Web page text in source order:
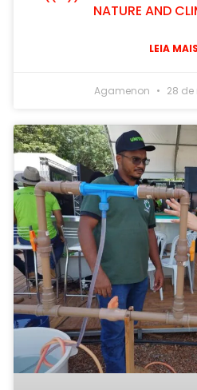
NATURE AND
LEIA
Agamenon 28